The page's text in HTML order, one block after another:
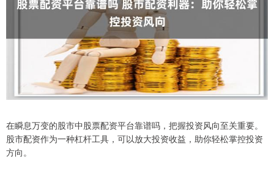
在瞬息万变的股市中股票配资平台靠谱吗，把握投资风向至关重要。
股市配资作为一种杠杆工具，可以放大投资收益，助你轻松掌控投资
方向。